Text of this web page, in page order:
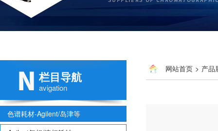
栏目导航
avigation
色谱耗材-Agilent/岛津等
网站首页 > 产品